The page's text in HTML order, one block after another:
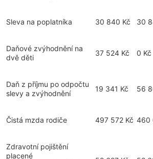
Sleva na poplatníka 30 840 Kč 30
Daňové zvýhodnění na
dvě děti
37 524 Kč 0 Kč
Daň z příjmu po odpočtu
slevy a zvýhodnění
19 341 Kč 56
Čistá mzda rodiče 497 572 Kč 460
Zdravotní pojištění
placené